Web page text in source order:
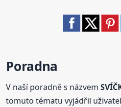
Poradna
V naší poradně s názvem
tomuto tématu vyjádřil uživatel